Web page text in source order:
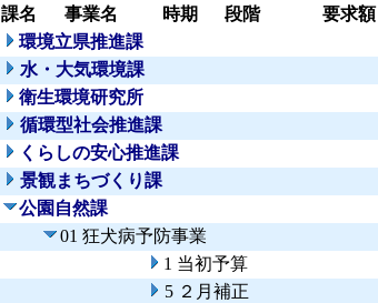
課名 事業名 時期 段階 要求額
環境立県推進課
水・大気環境課
衛生環境研究所
循環型社会推進課
くらしの安心推進課
景観まちづくり課
公園自然課
01 狂犬病予防事業
1 当初予算
5 ２月補正